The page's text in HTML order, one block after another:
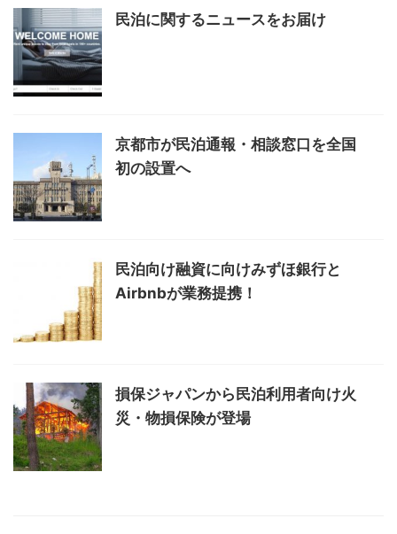
民泊に関するニュースをお届け
京都市が民泊通報・相談窓口を全国
初の設置へ
民泊向け融資に向けみずほ銀行と
Airbnbが業務提携！
損保ジャパンから民泊利用者向け火
災・物損保険が登場